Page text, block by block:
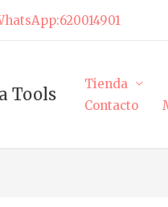
Tools
Tienda
Contacto